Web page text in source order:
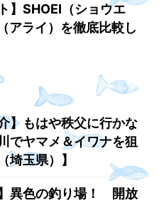
】SHOEI（ショウエ
アライ）を徹底比較し
】もはや秩父に行かな
でヤマメ＆イワナを狙
埼玉県）】
】異色の釣り場！ 開放